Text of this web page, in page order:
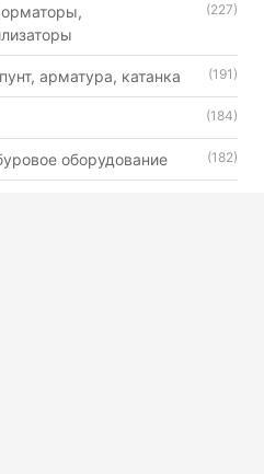
(227)
арматура, катанка (191)
(184)
оборудование (182)